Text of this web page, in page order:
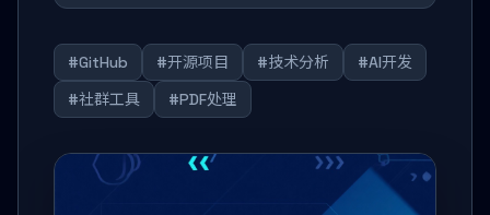
#GitHub #开源项目 #技术分析
#AI开发
#社群工具
#PDF处理